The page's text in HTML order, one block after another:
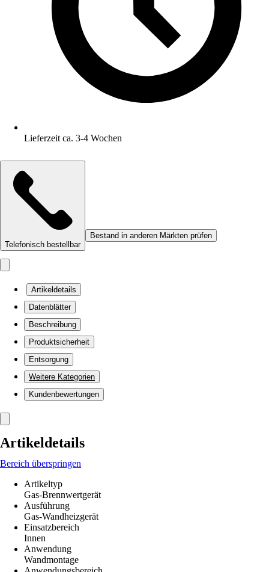
Lieferzeit ca. 3-4 Wochen
Telefonisch bestellbar
Bestand in anderen Märkten prüfen
Artikeldetails
Datenblätter
Beschreibung
Produktsicherheit
Entsorgung
Weitere Kategorien
Kundenbewertungen
Artikeldetails
Bereich überspringen
Artikeltyp
Gas-Brennwertgerät
Ausführung
Gas-Wandheizgerät
Einsatzbereich
Innen
Anwendung
Wandmontage